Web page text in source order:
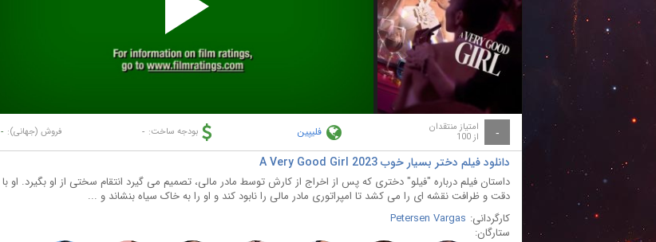
Play
Video
- امتیاز منتقدان
از 100 فلیپین بودجه ساخت: - فروش (جهانی): -
دانلود فیلم دختر بسیار خوب A Very Good Girl 2023
داستان فیلم درباره "فیلو" دختری که پس از اخراج از کارش توسط مادر مالی، تصمیم می گیرد انتقام سختی از او بگیرد. او با
دقت و ظرافت نقشه ای را می کشد تا امپراتوری مادر مالی را نابود کند و او را به خاک سیاه بنشاند و ...
کارگردانی: Petersen Vargas
ستارگان: